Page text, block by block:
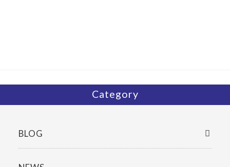
Category
BLOG